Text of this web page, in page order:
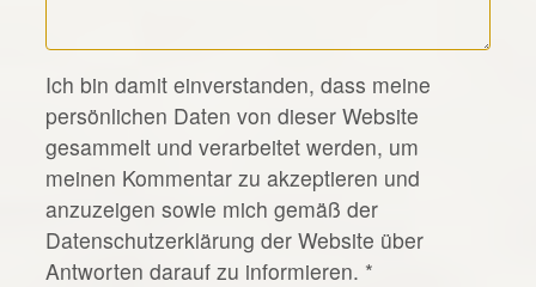
*
Ich bin damit einverstanden, dass meine
persönlichen Daten von dieser Website
gesammelt und verarbeitet werden, um
meinen Kommentar zu akzeptieren und
anzuzeigen sowie mich gemäß der
Datenschutzerklärung der Website über
Antworten darauf zu informieren. *